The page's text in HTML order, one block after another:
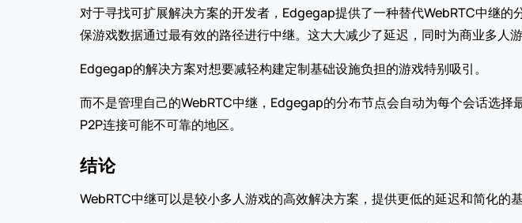
对于寻找可扩展解决方案的开发者，Edgegap提供了一种替代WebRTC中继的
保游戏数据通过最有效的路径进行中继。这大大减少了延迟，同时为商业多人
Edgegap的解决方案对想要减轻构建定制基础设施负担的游戏特别吸引。
而不是管理自己的WebRTC中继，Edgegap的分布节点会自动为每个会话选
P2P连接可能不可靠的地区。
结论
WebRTC中继可以是较小多人游戏的高效解决方案，提供更低的延迟和简化的基